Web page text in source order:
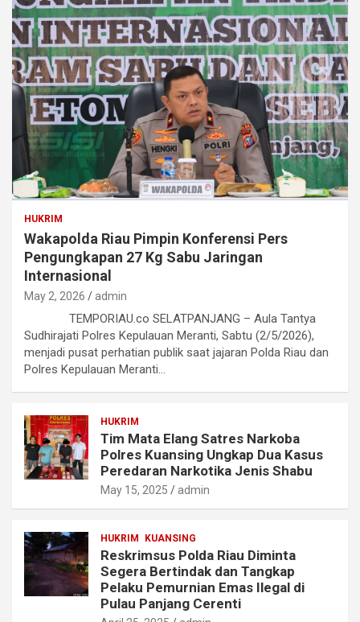
HUKRIM
Wakapolda Riau Pimpin Konferensi Pers
Pengungkapan 27 Kg Sabu Jaringan
Internasional
May 2, 2026 admin
TEMPORIAU.co SELATPANJANG – Aula Tantya
Sudhirajati Polres Kepulauan Meranti, Sabtu (2/5/2026),
menjadi pusat perhatian publik saat jajaran Polda Riau dan
Polres Kepulauan Meranti…
HUKRIM
Tim Mata Elang Satres Narkoba
Polres Kuansing Ungkap Dua Kasus
Peredaran Narkotika Jenis Shabu
May 15, 2025 admin
HUKRIM KUANSING
Reskrimsus Polda Riau Diminta
Segera Bertindak dan Tangkap
Pelaku Pemurnian Emas Ilegal di
Pulau Panjang Cerenti